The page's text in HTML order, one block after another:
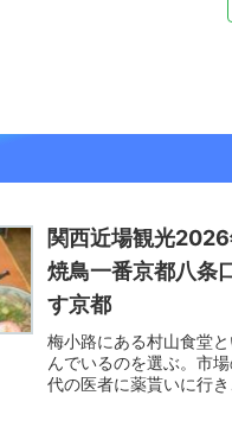
関西近場観光
焼鳥一番京都八条
す京都
梅小路にある村山食堂
んでいるのを選ぶ。市
代の医者に薬貰いに行